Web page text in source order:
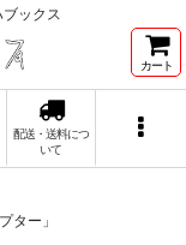
ックス
カート
配送・送料につ
いて
ター」